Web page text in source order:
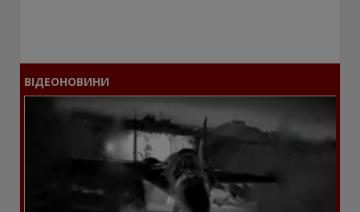
ВІДЕОНОВИНИ